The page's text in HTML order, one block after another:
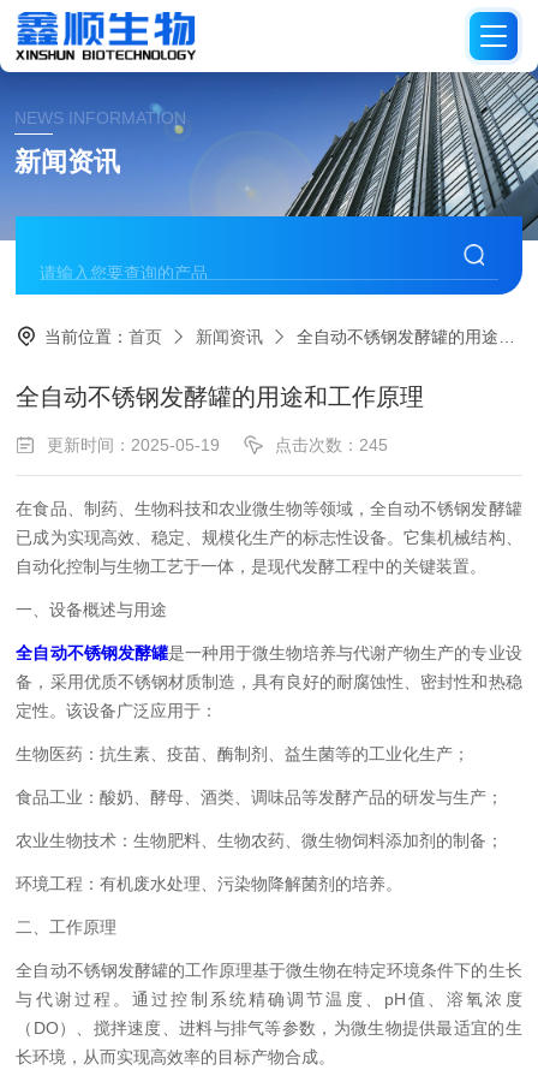
NEWS INFORMATION
新闻资讯
当前位置：首页 新闻资讯 全自动不锈钢发酵罐的用途和工作原理
全自动不锈钢发酵罐的用途和工作原理
更新时间：2025-05-19 点击次数：245
在食品、制药、生物科技和农业微生物等领域，全自动不锈钢发酵罐
已成为实现高效、稳定、规模化生产的标志性设备。它集机械结构、
自动化控制与生物工艺于一体，是现代发酵工程中的关键装置。
一、设备概述与用途
全自动不锈钢发酵罐是一种用于微生物培养与代谢产物生产的专业设
备，采用优质不锈钢材质制造，具有良好的耐腐蚀性、密封性和热稳
定性。该设备广泛应用于：
生物医药：抗生素、疫苗、酶制剂、益生菌等的工业化生产；
食品工业：酸奶、酵母、酒类、调味品等发酵产品的研发与生产；
农业生物技术：生物肥料、生物农药、微生物饲料添加剂的制备；
环境工程：有机废水处理、污染物降解菌剂的培养。
二、工作原理
全自动不锈钢发酵罐的工作原理基于微生物在特定环境条件下的生长
与代谢过程。通过控制系统精确调节温度、pH值、溶氧浓度
（DO）、搅拌速度、进料与排气等参数，为微生物提供最适宜的生
长环境，从而实现高效率的目标产物合成。